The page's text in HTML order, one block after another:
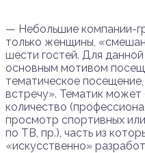
— Небольшие компании-
только женщины,
шести гостей. Для
основным мотивом
тематическое
встречу». Тематик
количество
просмотр спортивных
по ТВ, пр.), часть из
«искусственно»